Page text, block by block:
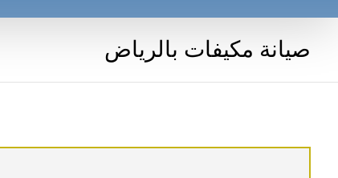
صيانة مكيفات بالرياض